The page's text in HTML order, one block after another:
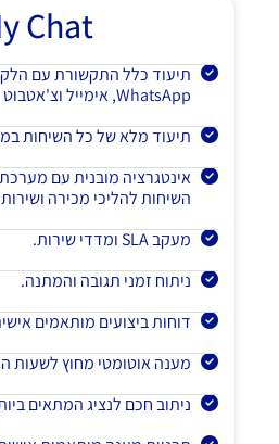
Chat
תיעוד כלל התקשורת עם
WhatsApp, אימייל וצ'אטבוט
תיעוד מלא של כל השיחות
השיחות להליכי מכירה
מעקב SLA ומדדי שירות.
ניתוח זמני תגובה והמתנה.
דוחות ביצועים מותאמים
מענה אוטומטי מחוץ לשעות
ניתוב חכם לנציג המתאים